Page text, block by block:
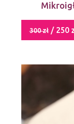
300 zł/ 250